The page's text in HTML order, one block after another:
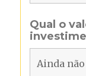
Qual o